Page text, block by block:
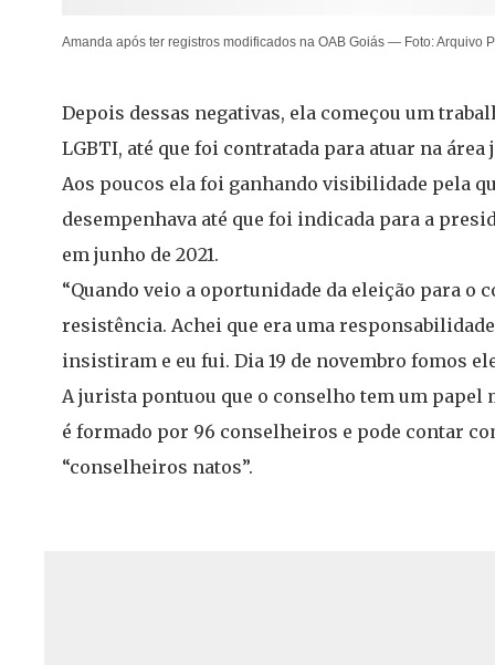
Amanda após ter registros modificados na OAB Goiás — Foto: Arquivo
Depois dessas negativas, ela começou um
LGBTI, até que foi contratada para atuar na
Aos poucos ela foi ganhando visibilidade pela
desempenhava até que foi indicada para a
em junho de 2021.
“Quando veio a oportunidade da eleição para o
resistência. Achei que era uma
insistiram e eu fui. Dia 19 de novembro fomos
A jurista pontuou que o conselho tem um papel
é formado por 96 conselheiros e pode contar
“conselheiros natos”.